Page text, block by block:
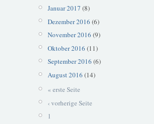
Januar 2017 (8)
Dezember 2016 (6)
November 2016 (9)
Oktober 2016 (11)
September 2016 (6)
August 2016 (14)
« erste Seite
‹ vorherige Seite
1